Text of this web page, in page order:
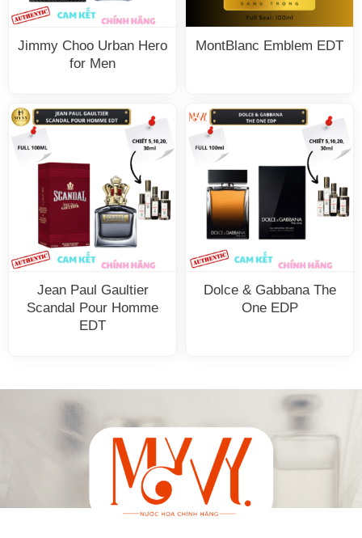
Jimmy Choo Urban Hero
for Men
MontBlanc Emblem EDT
Jean Paul Gaultier
Scandal Pour Homme
EDT
Dolce & Gabbana The
One EDP